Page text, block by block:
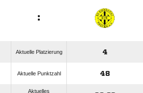
:
Aktuelle Platzierung 4
Aktuelle Punktzahl 48
Aktuelles